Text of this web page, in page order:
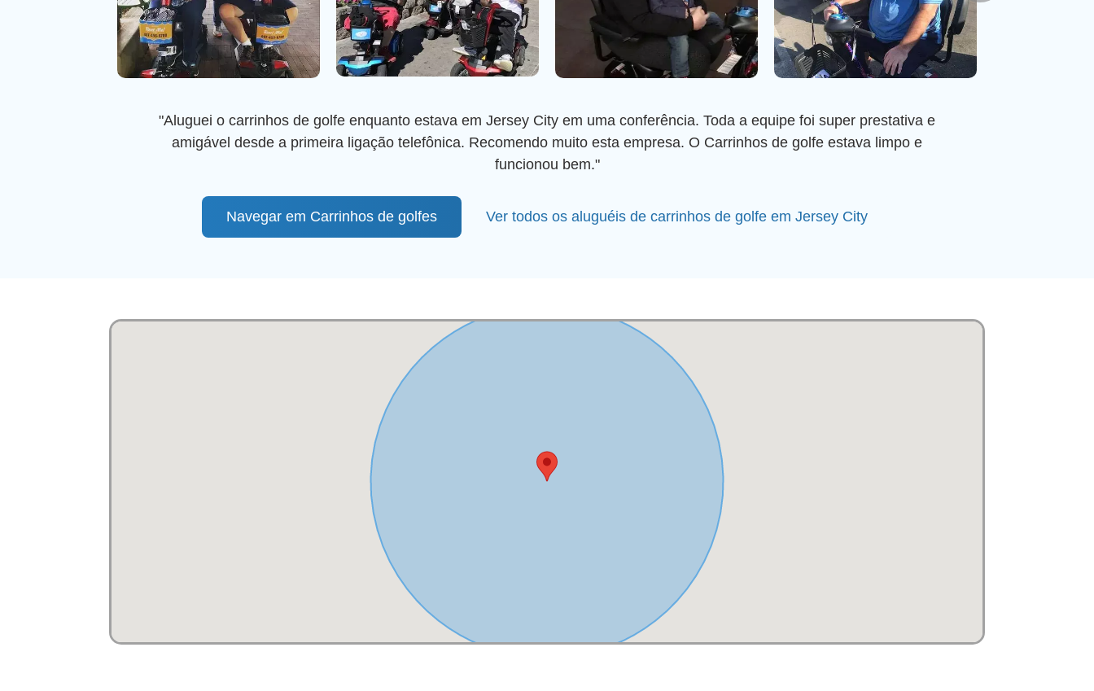
"Aluguei o carrinhos de golfe enquanto estava em Jersey City em uma conferência. Toda a equipe foi super prestativa e
amigável desde a primeira ligação telefônica. Recomendo muito esta empresa. O Carrinhos de golfe estava limpo e
funcionou bem."
Navegar em Carrinhos de golfes Ver todos os aluguéis de carrinhos de golfe em Jersey City